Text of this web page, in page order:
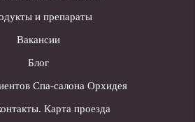
и препараты
Вакансии
Блог
Спа-салона Орхидея
Карта проезда